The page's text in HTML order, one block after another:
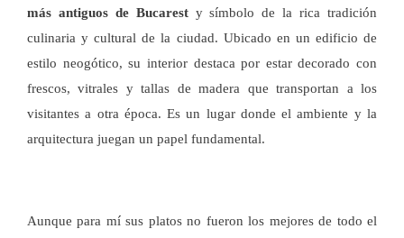
más antiguos de Bucaresty símbolo de la rica tradición
culinaria y cultural de la ciudad. Ubicado en un edificio de
estilo neogótico, su interior destaca por estar decorado con
frescos, vitrales y tallas de madera que transportan a los
visitantes a otra época. Es un lugar donde el ambiente y la
arquitectura juegan un papel fundamental.
Aunque para mí sus platos no fueron los mejores de todo el